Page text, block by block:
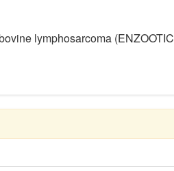
lymphosarcoma (ENZOOTIC